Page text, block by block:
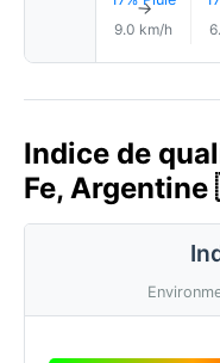
↑
9.0 km/h
Indice de
Fe,